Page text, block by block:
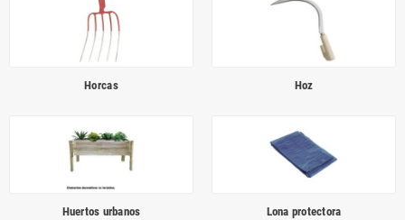
Horcas Hoz
Huertos urbanos Lona protectora